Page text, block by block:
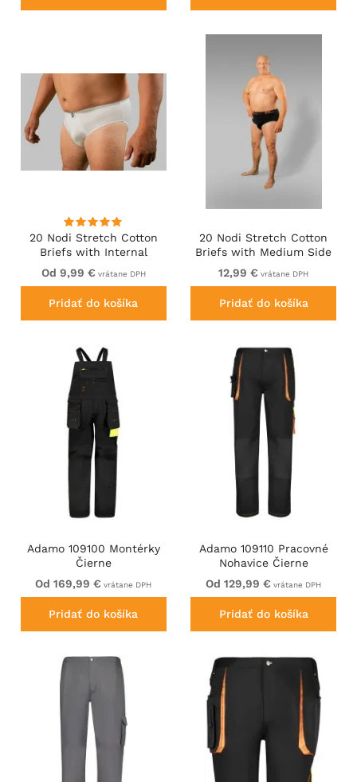
20 Nodi Stretch Cotton
Briefs with Internal
Elastic Band and Low
Rise White
Od 9,99 € vrátane DPH
Pridať do košíka
20 Nodi Stretch Cotton
Briefs with Medium Side
Cut Black
12,99 € vrátane DPH
Pridať do košíka
Adamo 109100 Montérky
Čierne
Od 169,99 € vrátane DPH
Pridať do košíka
Adamo 109110 Pracovné
Nohavice Čierne
Od 129,99 € vrátane DPH
Pridať do košíka